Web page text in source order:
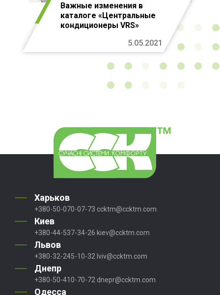
Важные изменения в
каталоге «Центральные
кондиционеры VRS»
5.05.2021
Харьков
+380-50-070-07-73 ccktm@ccktm.com
Киев
+380-44-537-34-26 kiev@ccktm.com
Львов
+380-32-245-10-32 lviv@ccktm.com
Днепр
+380-50-410-70-72 dnepr@ccktm.com
Одесса